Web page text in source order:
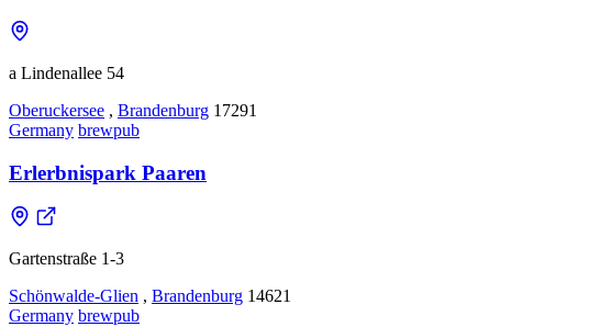
a Lindenallee 54
Oberuckersee , Brandenburg 17291
Germany brewpub
Erlerbnispark Paaren
Gartenstraße 1-3
Schönwalde-Glien , Brandenburg 14621
Germany brewpub